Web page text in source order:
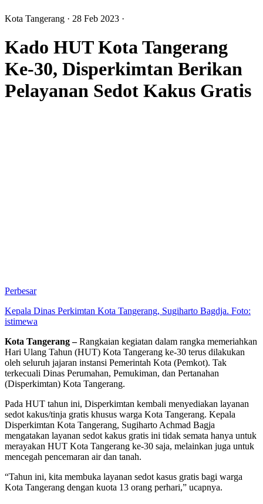
Kota Tangerang · 28 Feb 2023 ·
Kado HUT Kota Tangerang
Ke-30, Disperkimtan Berikan
Pelayanan Sedot Kakus Gratis
Perbesar
Kepala Dinas Perkimtan Kota Tangerang, Sugiharto Bagdja. Foto:
istimewa
Kota Tangerang –Rangkaian kegiatan dalam rangka memeriahkan
Hari Ulang Tahun (HUT) Kota Tangerang ke-30 terus dilakukan
oleh seluruh jajaran instansi Pemerintah Kota (Pemkot). Tak
terkecuali Dinas Perumahan, Pemukiman, dan Pertanahan
(Disperkimtan) Kota Tangerang.
Pada HUT tahun ini, Disperkimtan kembali menyediakan layanan
sedot kakus/tinja gratis khusus warga Kota Tangerang. Kepala
Disperkimtan Kota Tangerang, Sugiharto Achmad Bagja
mengatakan layanan sedot kakus gratis ini tidak semata hanya untuk
merayakan HUT Kota Tangerang ke-30 saja, melainkan juga untuk
mencegah pencemaran air dan tanah.
“Tahun ini, kita membuka layanan sedot kasus gratis bagi warga
Kota Tangerang dengan kuota 13 orang perhari,” ucapnya.